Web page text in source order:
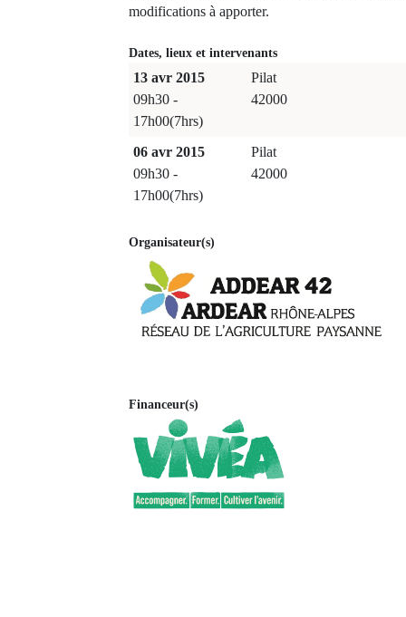
modifications à apporter.
Dates, lieux et intervenants
13 avr 2015
09h30 -
17h00(7hrs)
Pilat
42000
06 avr 2015
09h30 -
17h00(7hrs)
Pilat
42000
Organisateur(s)
Financeur(s)